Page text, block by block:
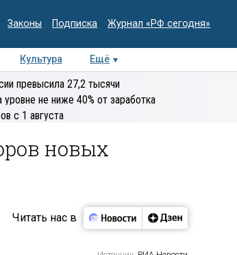
Законы Подписка Журнал «РФ сегодня»
Культура Ещё
Колумнисты
превысила 27,2 тысячи
не ниже 40% от заработка
с 1 августа
новых
Читать нас в